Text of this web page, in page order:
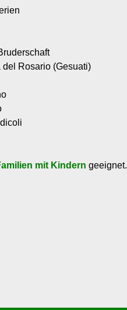
Rosario (Gesuati)
mit Kindern geeignet.